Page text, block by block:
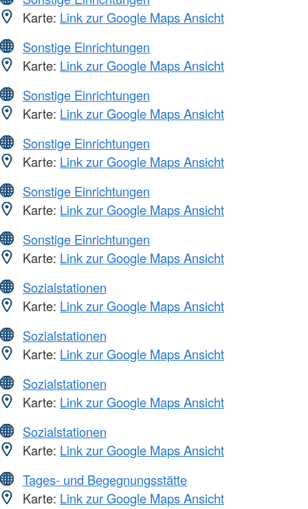
Karte: Link zur Google Maps Ansicht
Sonstige Einrichtungen
Karte: Link zur Google Maps Ansicht
Sonstige Einrichtungen
Karte: Link zur Google Maps Ansicht
Sonstige Einrichtungen
Karte: Link zur Google Maps Ansicht
Sonstige Einrichtungen
Karte: Link zur Google Maps Ansicht
Sonstige Einrichtungen
Karte: Link zur Google Maps Ansicht
Sozialstationen
Karte: Link zur Google Maps Ansicht
Sozialstationen
Karte: Link zur Google Maps Ansicht
Sozialstationen
Karte: Link zur Google Maps Ansicht
Sozialstationen
Karte: Link zur Google Maps Ansicht
Tages- und Begegnungsstätte
Karte: Link zur Google Maps Ansicht